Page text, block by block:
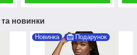
та новинки
Новинка Подарунок